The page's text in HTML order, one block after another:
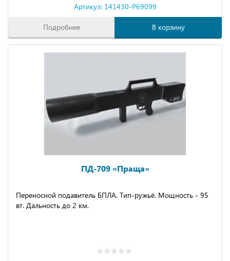
Артикул: 141430-P69099
Подробнее В корзину
ПД-709 «Праща»
Переносной подавитель БПЛА. Тип-ружьё. Мощность - 95
вт. Дальность до 2 км.